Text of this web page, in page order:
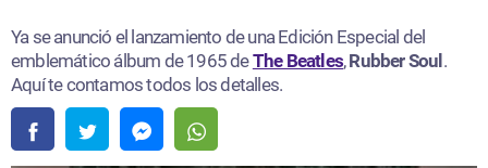
Ya se anunció el lanzamiento de una Edición Especial del
emblemático álbum de 1965 deThe Beatles,Rubber Soul .
Aquí te contamos todos los detalles.